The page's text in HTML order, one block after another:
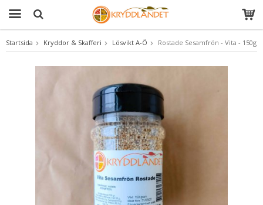
Produkten har blivit tillagd i varukorgen
Startsida Kryddor & Skafferi Lösvikt A-Ö Rostade Sesamfrön - Vita - 150g